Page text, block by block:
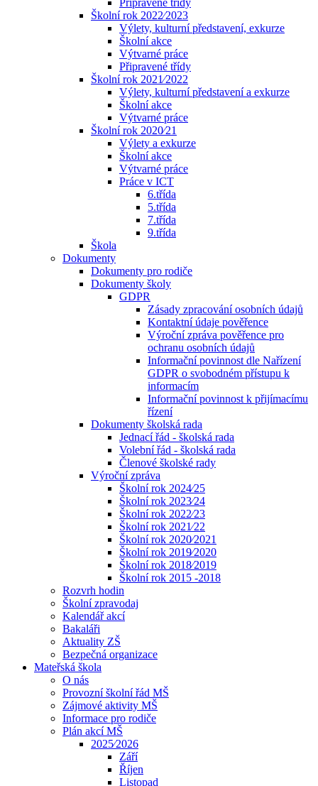
Připravené třídy
Školní rok 2022⁄2023
Výlety, kulturní představení, exkurze
Školní akce
Výtvarné práce
Připravené třídy
Školní rok 2021⁄2022
Výlety, kulturní představení a exkurze
Školní akce
Výtvarné práce
Školní rok 2020⁄21
Výlety a exkurze
Školní akce
Výtvarné práce
Práce v ICT
6.třída
5.třída
7.třída
9.třída
Škola
Dokumenty
Dokumenty pro rodiče
Dokumenty školy
GDPR
Zásady zpracování osobních údajů
Kontaktní údaje pověřence
Výroční zpráva pověřence pro
ochranu osobních údajů
Informační povinnost dle Nařízení
GDPR o svobodném přístupu k
informacím
Informační povinnost k přijímacímu
řízení
Dokumenty školská rada
Jednací řád - školská rada
Volební řád - školská rada
Členové školské rady
Výroční zpráva
Školní rok 2024⁄25
Školní rok 2023⁄24
Školní rok 2022⁄23
Školní rok 2021⁄22
Školní rok 2020⁄2021
Školní rok 2019⁄2020
Školní rok 2018⁄2019
Školní rok 2015 -2018
Rozvrh hodin
Školní zpravodaj
Kalendář akcí
Bakaláři
Aktuality ZŠ
Bezpečná organizace
Mateřská škola
O nás
Provozní školní řád MŠ
Zájmové aktivity MŠ
Informace pro rodiče
Plán akcí MŠ
2025⁄2026
Září
Říjen
Listopad